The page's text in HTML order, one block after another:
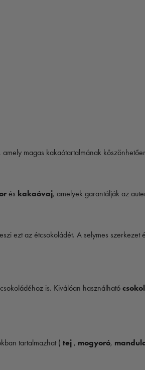
magas kakaótartalmának
és kakaóvaj, amelyek garantálják az
ezt az étcsokoládét. A selymes
is. Kiválóan használható
tartalmazhat ( tej , mogyoró,